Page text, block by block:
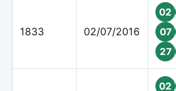
1833 02/07/2016
02
07
27
02